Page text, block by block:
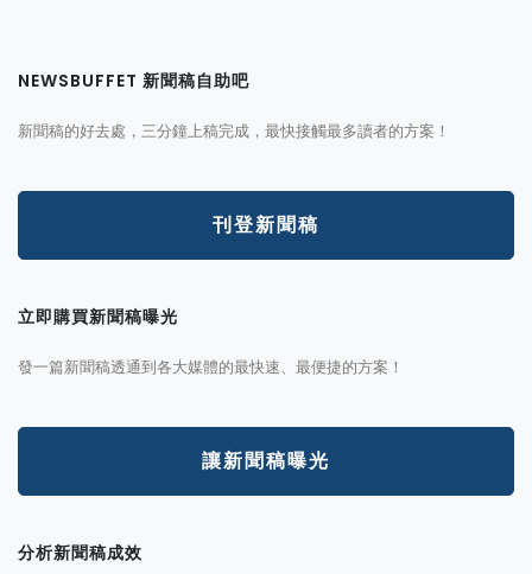
NEWSBUFFET 新聞稿自助吧
新聞稿的好去處，三分鐘上稿完成，最快接觸最多讀者的方案！
刊登新聞稿
立即購買新聞稿曝光
發一篇新聞稿透通到各大媒體的最快速、最便捷的方案！
讓新聞稿曝光
分析新聞稿成效